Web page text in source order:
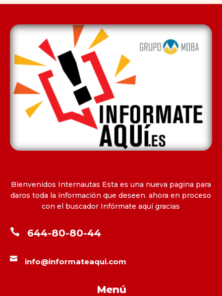
Bienvenidos Internautas Esta es una nueva pagina para
daros toda la información que deseen. ahora en proceso
con el buscador Infórmate aquí gracias
 644-80-80-44
 info@informateaqui.com
Menú